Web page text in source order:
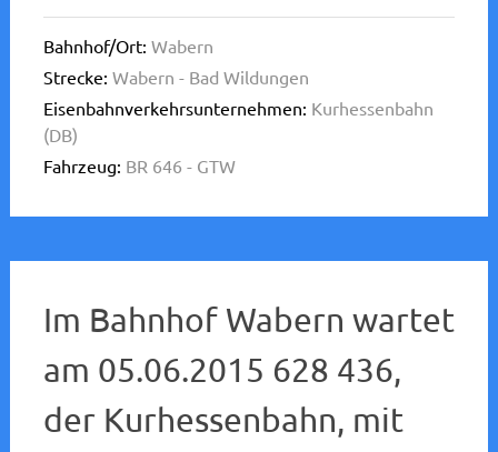
Bahnhof/Ort: Wabern
Strecke: Wabern - Bad Wildungen
Eisenbahnverkehrsunternehmen: Kurhessenbahn
(DB)
Fahrzeug: BR 646 - GTW
Im Bahnhof Wabern wartet
am 05.06.2015 628 436,
der Kurhessenbahn, mit